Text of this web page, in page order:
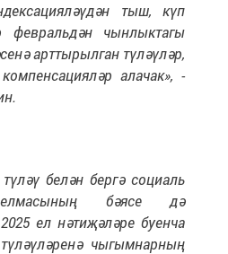
тыш, күп
февральдән чынлыктагы
арттырылган түләүләр,
алачак», -
белән бергә социаль
бәясе дә
ел нәтиҗәләре буенча
чыгымнарның